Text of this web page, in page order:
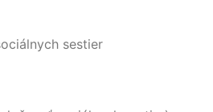
sestier